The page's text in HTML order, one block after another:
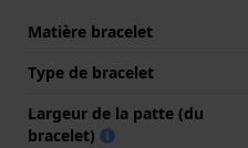
Matière bracelet
Type de bracelet
Largeur de la patte (du
bracelet)